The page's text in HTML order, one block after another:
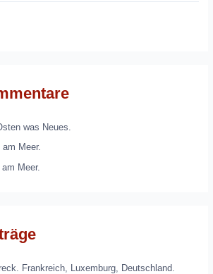
was Neues.
Meer.
Meer.
Frankreich, Luxemburg, Deutschland.